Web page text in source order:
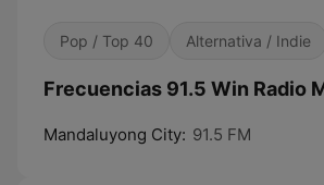
Pop / Top 40 Alternativa / Indie
Frecuencias 91.5 Win Radio
Mandaluyong City: 91.5 FM